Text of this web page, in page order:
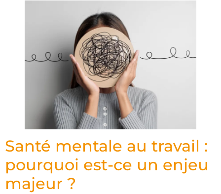
Santé mentale au travail :
pourquoi est-ce un enjeu
majeur ?